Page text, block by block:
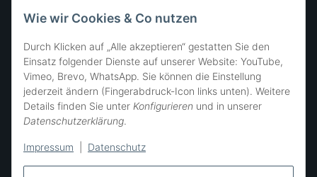
Wie wir Cookies & Co nutzen
Durch Klicken auf „Alle akzeptieren“ gestatten Sie den
Einsatz folgender Dienste auf unserer Website: YouTube,
Vimeo, Brevo, WhatsApp. Sie können die Einstellung
jederzeit ändern (Fingerabdruck-Icon links unten). Weitere
Details finden Sie unter Konfigurieren und in unserer
Datenschutzerklärung.
Impressum Datenschutz
FOLGE UNS
SIE ERREICHEN UNS